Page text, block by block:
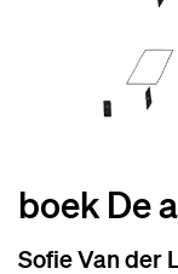
boek De
Sofie Van der